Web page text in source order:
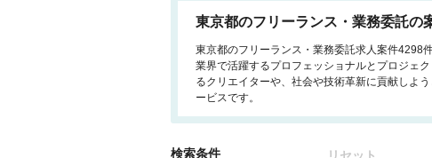
東京都のフリーランス・業務委託の
東京都のフリーランス・業務委託求人案件4298
業界で活躍するプロフェッショナルとプロジェ
るクリエイターや、社会や技術革新に貢献しよ
ービスです。
検索条件